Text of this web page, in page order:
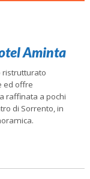
Aminta
ristrutturato
ed offre
raffinata a pochi
di Sorrento, in